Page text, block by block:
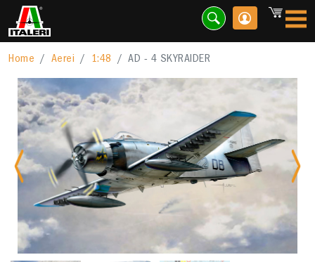
Home Aerei 1:48 AD - 4 SKYRAIDER
Previous